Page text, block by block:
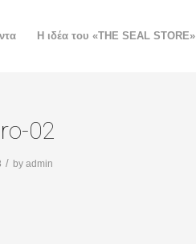
H ιδέα του «THE SEAL STORE»
02
/ by admin